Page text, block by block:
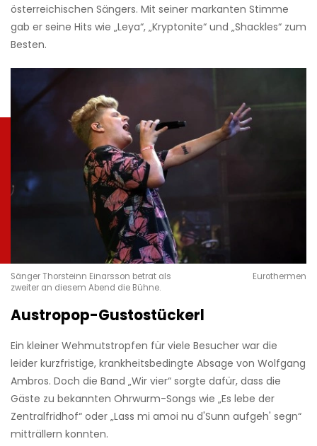
österreichischen Sängers. Mit seiner markanten Stimme
gab er seine Hits wie „Leya“, „Kryptonite“ und „Shackles“ zum
Besten.
Sänger Thorsteinn Einarsson betrat als
zweiter an diesem Abend die Bühne.
Eurothermen
Austropop-Gustostückerl
Ein kleiner Wehmutstropfen für viele Besucher war die
leider kurzfristige, krankheitsbedingte Absage von Wolfgang
Ambros. Doch die Band „Wir vier“ sorgte dafür, dass die
Gäste zu bekannten Ohrwurm-Songs wie „Es lebe der
Zentralfridhof“ oder „Lass mi amoi nu d'Sunn aufgeh' segn“
mitträllern konnten.